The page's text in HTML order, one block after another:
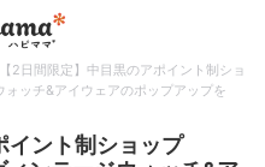
【2日間限定】中目黒のアポイント制ショ
ッチ&アイウェアのポップアップを
イント制ショップ